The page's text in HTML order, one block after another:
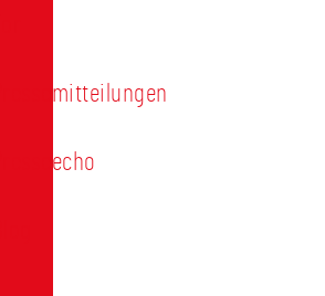
Pressemitteilungen
Presseecho